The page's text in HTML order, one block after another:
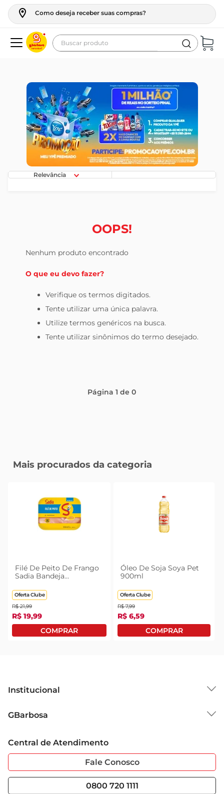
Como deseja receber suas compras?
Buscar produto
Relevância
OOPS!
Nenhum produto encontrado
O que eu devo fazer?
Verifique os termos digitados.
Tente utilizar uma única palavra.
Utilize termos genéricos na busca.
Tente utilizar sinônimos do termo desejado.
Página1 de0
Mais procurados da categoria
Filé De Peito De Frango
Sadia Bandeja
Oferta Clube
R$ 21,99
R$ 19,99
Óleo De Soja Soya Pet
900ml
Oferta Clube
R$ 7,99
R$ 6,59
Institucional
Grupo Cencosud
Sobre Privacidade
Portal do Fornecedo
Nossas Lojas
GBarbosa
Garantia Estendida
Serviços
Central de Atendimento
Fale Conosco
0800 720 1111
geladeira
maquina lavar
fogao
café
cerveja
frango